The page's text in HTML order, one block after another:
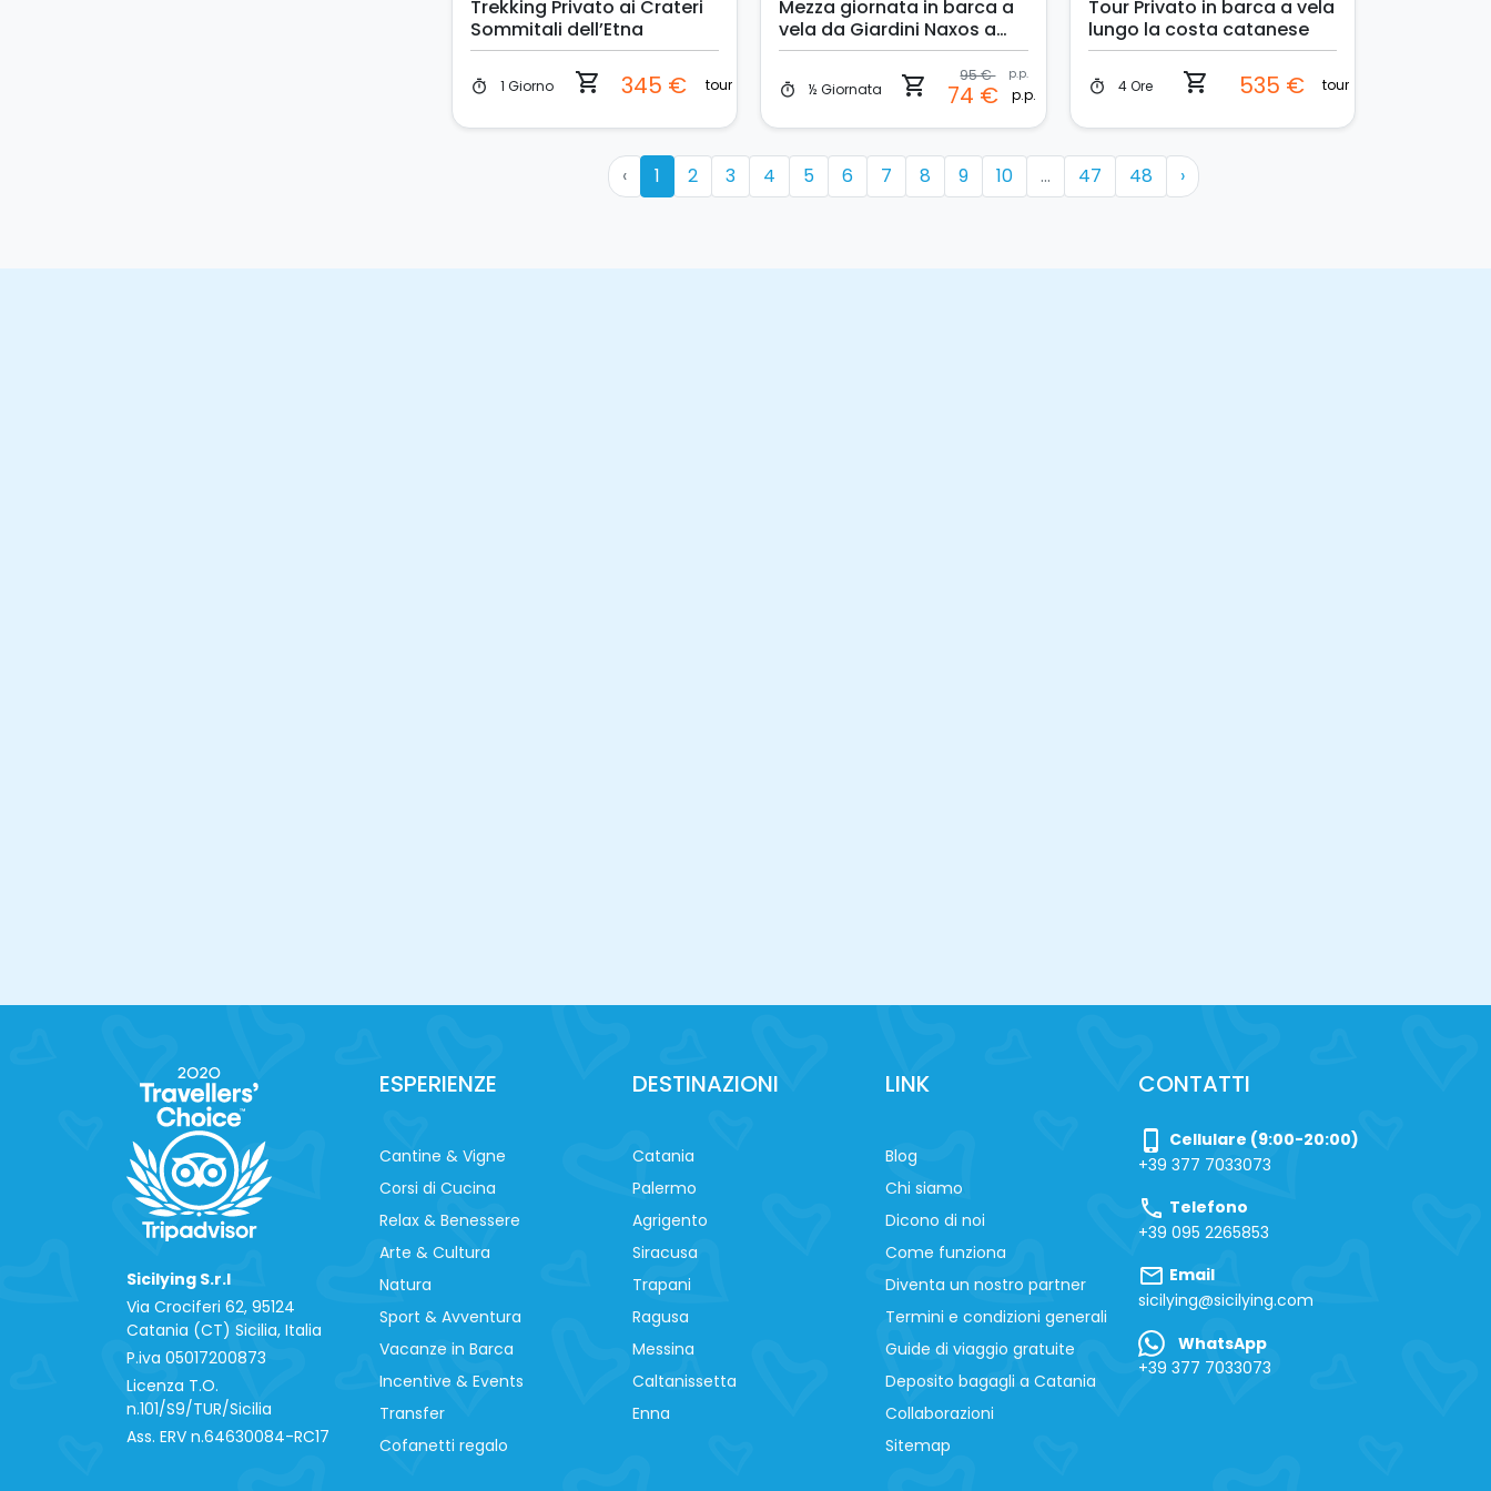
Trekking Privato ai Crateri
Sommitali dell’Etna
timer 1 Giorno shopping_cart 345 € tour
Mezza giornata in barca a
vela da Giardini Naxos a
Taormina
timer ½ Giornata shopping_cart 95 € p.p.
74 € p.p.
Tour Privato in barca a vela
lungo la costa catanese
timer 4 Ore shopping_cart 535 € tour
‹ 1 2 3 4 5 6 7 8 9 10 ... 47 48 ›
Sicilying S.r.l
Via Crociferi 62, 95124
Catania (CT) Sicilia, Italia
P.iva 0‍5017200873
Licenza T.O.
n.101/S9/TUR/Sicilia
Ass. ERV n.64630084-RC17
ESPERIENZE
Cantine & Vigne
Corsi di Cucina
Relax & Benessere
Arte & Cultura
Natura
Sport & Avventura
Vacanze in Barca
Incentive & Events
Transfer
Cofanetti regalo
DESTINAZIONI
Catania
Palermo
Agrigento
Siracusa
Trapani
Ragusa
Messina
Caltanissetta
Enna
LINK
Blog
Chi siamo
Dicono di noi
Come funziona
Diventa un nostro partner
Termini e condizioni generali
Guide di viaggio gratuite
Deposito bagagli a Catania
Collaborazioni
Sitemap
CONTATTI
phone_iphone
Cellulare (9:00-20:00)
+39 377 7033073
call Telefono
+39 095 2265853
mail Email
sicilying@sicilying.com
WhatsApp
+39 377 7033073